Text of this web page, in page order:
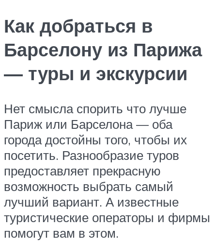
Как добраться в
Барселону из Парижа
— туры и экскурсии
Нет смысла спорить что лучше
Париж или Барселона — оба
города достойны того, чтобы их
посетить. Разнообразие туров
предоставляет прекрасную
возможность выбрать самый
лучший вариант. А известные
туристические операторы и фирмы
помогут вам в этом.